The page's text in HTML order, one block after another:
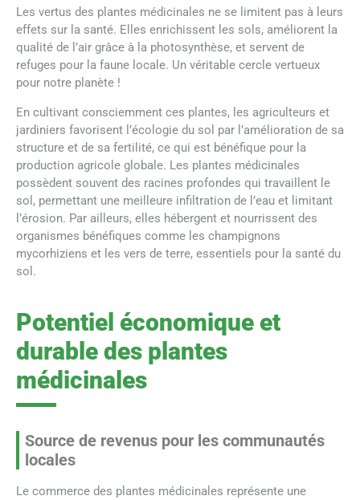
Les vertus des plantes médicinales ne se limitent pas à leurs
effets sur la santé. Elles enrichissent les sols, améliorent la
qualité de l’air grâce à la photosynthèse, et servent de
refuges pour la faune locale. Un véritable cercle vertueux
pour notre planète !
En cultivant consciemment ces plantes, les agriculteurs et
jardiniers favorisent l’écologie du sol par l’amélioration de sa
structure et de sa fertilité, ce qui est bénéfique pour la
production agricole globale. Les plantes médicinales
possèdent souvent des racines profondes qui travaillent le
sol, permettant une meilleure infiltration de l’eau et limitant
l’érosion. Par ailleurs, elles hébergent et nourrissent des
organismes bénéfiques comme les champignons
mycorhiziens et les vers de terre, essentiels pour la santé du
sol.
Potentiel économique et
durable des plantes
médicinales
Source de revenus pour les communautés
locales
Le commerce des plantes médicinales représente une